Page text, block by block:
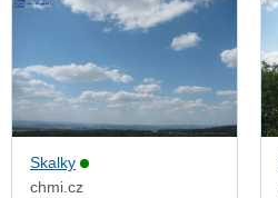
Skalky
chmi.cz